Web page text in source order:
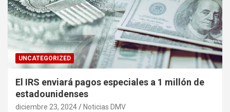
UNCATEGORIZED
El IRS enviará pagos especiales a 1 millón de
estadounidenses
diciembre 23, 2024 Noticias DMV